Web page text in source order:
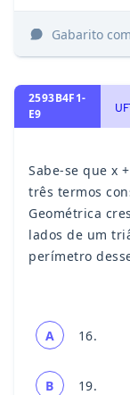
Gabarito
2593B4F1-
E9
Sabe-se que x
três termos
Geométrica
lados de um
perímetro
A 16.
B 19.